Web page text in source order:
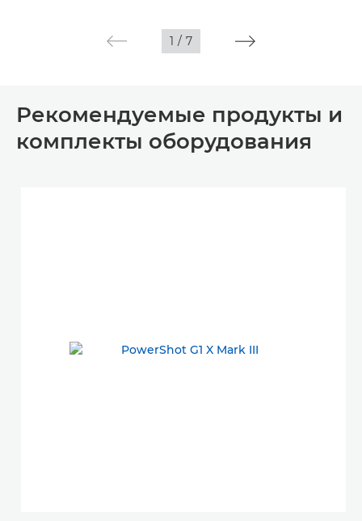
1 / 7
Рекомендуемые продукты и
комплекты оборудования